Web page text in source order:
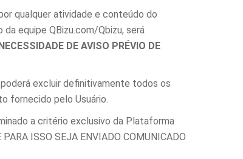
qualquer atividade e conteúdo do
equipe QBizu.com/Qbizu, será
DE AVISO PRÉVIO DE
excluir definitivamente todos os
fornecido pelo Usuário.
a critério exclusivo da Plataforma
ISSO SEJA ENVIADO COMUNICADO